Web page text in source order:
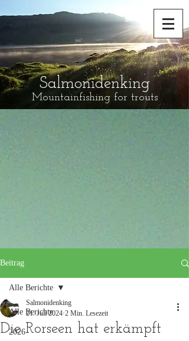
Salmonidenking
Mountainfishing for trouts
Beitrag
Alle Berichte
2026
Alle Berichte
Die Rorseen hat erkämpft
Salmonidenking
21. Juli 2024 2 Min. Lesezeit